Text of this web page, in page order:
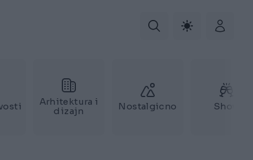
Arhitektura i
dizajn
Nostalgicno Show